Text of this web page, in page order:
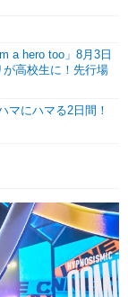
a hero too」8月3日
が高校生に！先行場
マにハマる2日間！